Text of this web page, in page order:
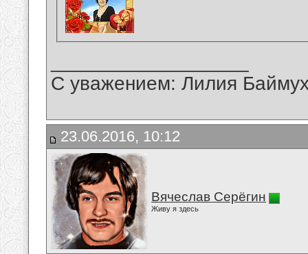
С уважением: Лилия
23.06.2016, 10:12
Вячеслав Серёгин
Живу я здесь